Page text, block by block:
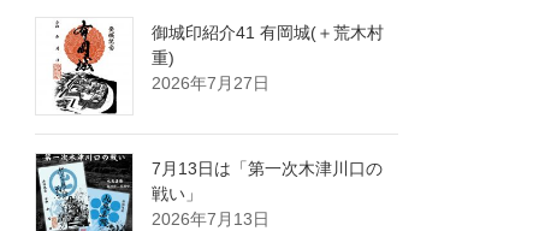
御城印紹介41 有岡城(＋荒木村
重)
2026年7月27日
7月13日は「第一次木津川口の
戦い」
2026年7月13日